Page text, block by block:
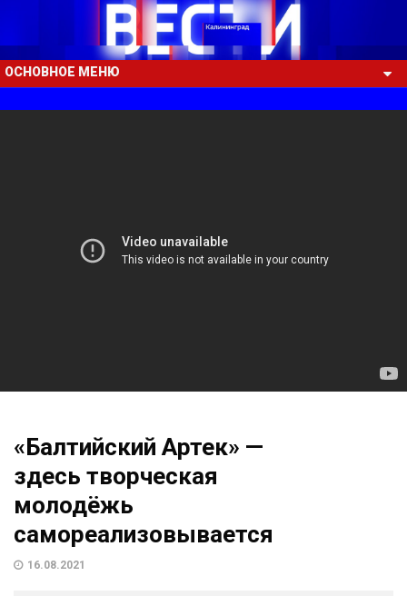
ОСНОВНОЕ МЕНЮ
«Балтийский Артек» —
здесь творческая
молодёжь
самореализовывается
16.08.2021